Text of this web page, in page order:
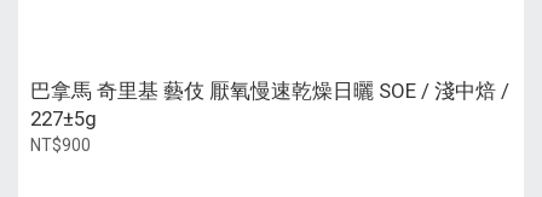
巴拿馬 奇里基 藝伎 厭氧慢速乾燥日曬 SOE / 淺中焙 /
227±5g
NT$900